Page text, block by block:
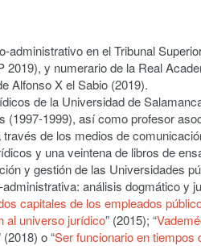
administrativo en el Tribunal
y numerario de la Real
Alfonso X el Sabio (2019).
de la Universidad de
(1997-1999), así como profesor
de los medios de
y una veintena de libros de
y gestión de las Universidades
análisis dogmático y
capitales de los empleados
al universo jurídico” (2015); “
(2018) o “Ser funcionario en tiempos